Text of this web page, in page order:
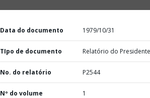
Data do documento 1979/10/31
TIpo de documento Relatório do Presidente
No. do relatório P2544
Nº do volume 1